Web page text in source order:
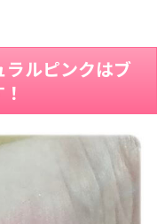
ルピンクはブ